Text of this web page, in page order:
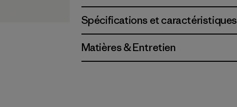
Spécifications et caractéristiques
Matières & Entretien